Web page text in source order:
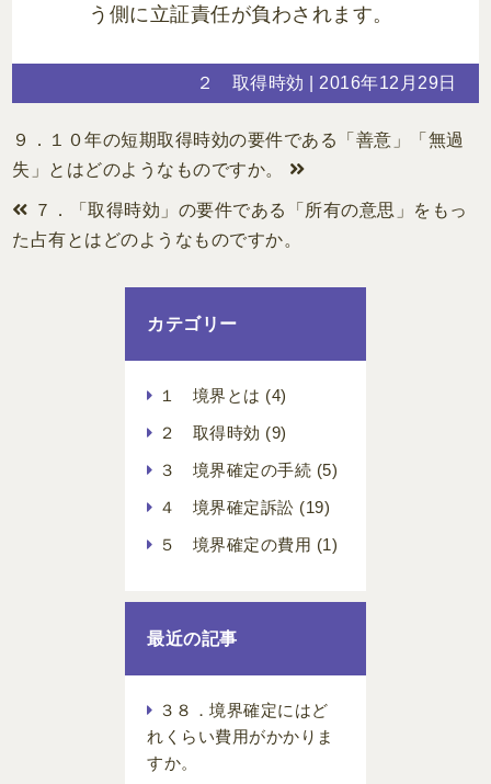
う側に立証責任が負わされます。
２ 取得時効 | 2016年12月29日
９．１０年の短期取得時効の要件である「善意」「無過
失」とはどのようなものですか。
７．「取得時効」の要件である「所有の意思」をもっ
た占有とはどのようなものですか。
カテゴリー
１ 境界とは (4)
２ 取得時効 (9)
３ 境界確定の手続 (5)
４ 境界確定訴訟 (19)
５ 境界確定の費用 (1)
最近の記事
３８．境界確定にはど
れくらい費用がかかりま
すか。